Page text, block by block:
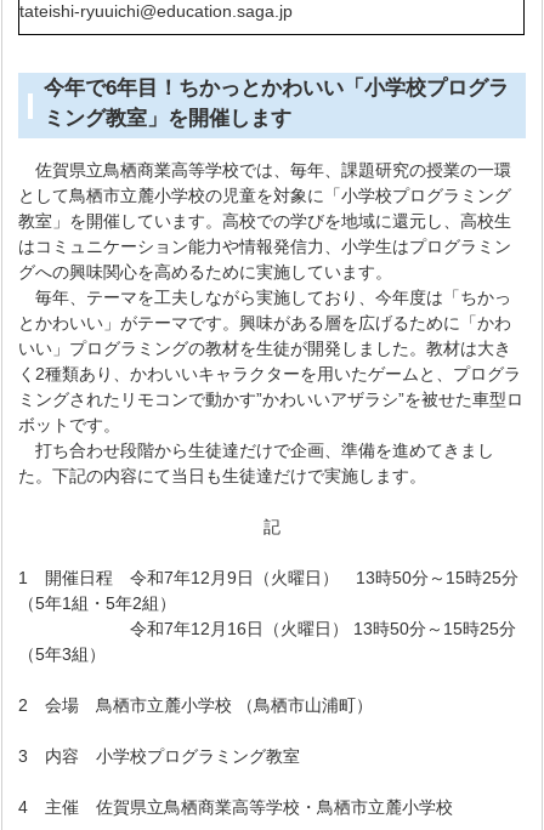
tateishi-ryuuichi@education.saga.jp
今年で6年目！ちかっとかわいい「小学校プログラ
ミング教室」を開催します
佐賀県立鳥栖商業高等学校では、毎年、課題研究の授業の一環
として鳥栖市立麓小学校の児童を対象に「小学校プログラミング
教室」を開催しています。高校での学びを地域に還元し、高校生
はコミュニケーション能力や情報発信力、小学生はプログラミン
グへの興味関心を高めるために実施しています。
毎年、テーマを工夫しながら実施しており、今年度は「ちかっ
とかわいい」がテーマです。興味がある層を広げるために「かわ
いい」プログラミングの教材を生徒が開発しました。教材は大き
く2種類あり、かわいいキャラクターを用いたゲームと、プログラ
ミングされたリモコンで動かす”かわいいアザラシ”を被せた車型ロ
ボットです。
打ち合わせ段階から生徒達だけで企画、準備を進めてきまし
た。下記の内容にて当日も生徒達だけで実施します。
記
1 開催日程 令和7年12月9日（火曜日） 13時50分～15時25分
（5年1組・5年2組）
令和7年12月16日（火曜日） 13時50分～15時25分
（5年3組）
2 会場 鳥栖市立麓小学校 （鳥栖市山浦町）
3 内容 小学校プログラミング教室
4 主催 佐賀県立鳥栖商業高等学校・鳥栖市立麓小学校